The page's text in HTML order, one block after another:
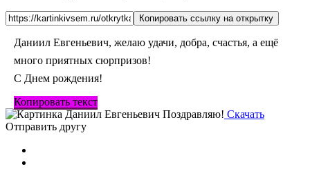
Копировать ссылку на открытку
Даниил Евгеньевич, желаю удачи, добра, счастья, а ещё
много приятных сюрпризов!
С Днем рождения!
Копировать текст
Скачать
Отправить другу